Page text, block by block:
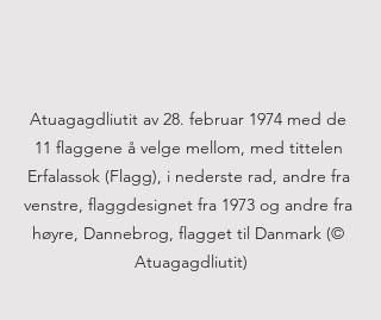
Atuagagdliutit av 28. februar 1974 med de
11 flaggene å velge mellom, med tittelen
Erfalassok (Flagg), i nederste rad, andre fra
venstre, flaggdesignet fra 1973 og andre fra
høyre, Dannebrog, flagget til Danmark (©
Atuagagdliutit)